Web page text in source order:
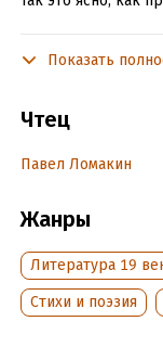
Звучал орган в
Я слушал и
Отверг я рано
Подробная
Показать
Чтец
Павел Ломакин
Жанры
Литература 19
Cтихи и поэзия